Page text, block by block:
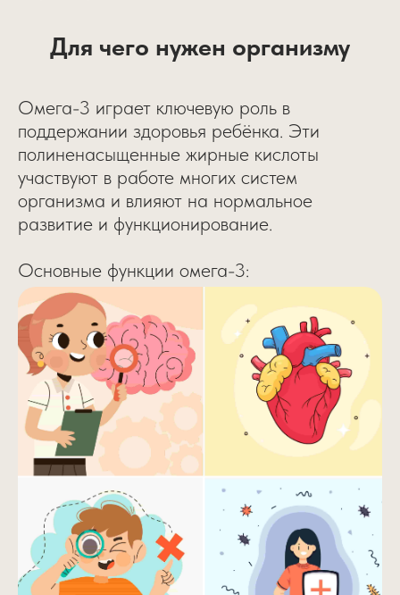
Для чего нужен организму
Омега-3 играет ключевую роль в
поддержании здоровья ребёнка. Эти
полиненасыщенные жирные кислоты
участвуют в работе многих систем
организма и влияют на нормальное
развитие и функционирование.
Основные функции омега-3: